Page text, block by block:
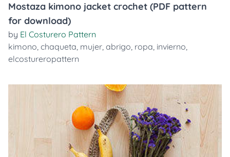
Mostaza kimono jacket crochet (PDF pattern
for download)
by El Costurero Pattern
kimono, chaqueta, mujer, abrigo, ropa, invierno,
elcostureropattern